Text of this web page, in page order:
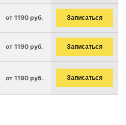
от 1190 руб. Записаться
от 1190 руб. Записаться
от 1190 руб. Записаться